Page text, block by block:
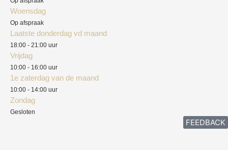
Woensdag
Op afspraak
Laatste donderdag vd maand
18:00 - 21:00 uur
Vrijdag
10:00 - 16:00 uur
1e zaterdag van de maand
10:00 - 14:00 uur
Zondag
Gesloten
FEEDBACK